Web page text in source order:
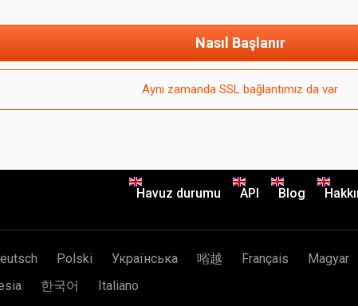
Nasıl Başlanır
Aynı zamanda SSL bağlantımız da var
Havuz durumu API Blog
Polski Українська 㗂越 Français Magyar
한국어 Italiano